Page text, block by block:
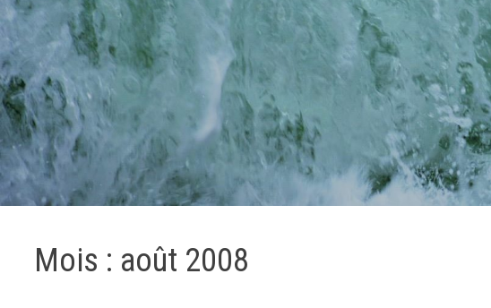
Mois : août 2008